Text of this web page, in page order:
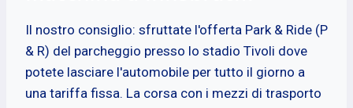
Il nostro consiglio: sfruttate l'offerta Park & Ride (P
& R) del parcheggio presso lo stadio Tivoli dove
potete lasciare l'automobile per tutto il giorno a
una tariffa fissa. La corsa con i mezzi di trasporto